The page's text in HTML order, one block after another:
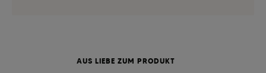
AUS LIEBE ZUM PRODUKT